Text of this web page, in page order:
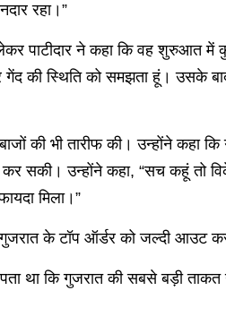
रहा।”
पाटीदार ने कहा कि वह
की स्थिति को समझता हूं। उसके
की भी तारीफ की। उन्होंने कहा
कर सकी। उन्होंने कहा, “सच कहूं तो
मिला।”
गुजरात के टॉप ऑर्डर को जल्दी आउट
पता था कि गुजरात की सबसे बड़ी